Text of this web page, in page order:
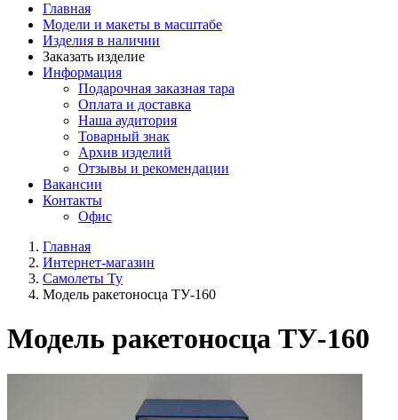
Главная
Модели и макеты в масштабе
Изделия в наличии
Заказать изделие
Информация
Подарочная заказная тара
Оплата и доставка
Наша аудитория
Товарный знак
Архив изделий
Отзывы и рекомендации
Вакансии
Контакты
Офис
Главная
Интернет-магазин
Самолеты Ту
Модель ракетоносца ТУ-160
Модель ракетоносца ТУ-160